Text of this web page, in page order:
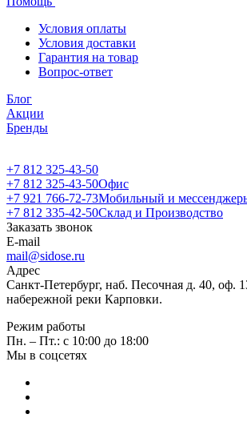
Условия оплаты
Условия доставки
Гарантия на товар
Вопрос-ответ
Блог
Акции
Бренды
+7 812 325-43-50
+7 812 325-43-50Офис
+7 921 766-72-73Мобильный и
+7 812 335-42-50Склад и Производство
Заказать звонок
E-mail
mail@sidose.ru
Адрес
Санкт-Петербург, наб. Песочная д. 40, оф.
набережной реки Карповки.
Режим работы
Пн. – Пт.: с 10:00 до 18:00
Мы в соцсетях